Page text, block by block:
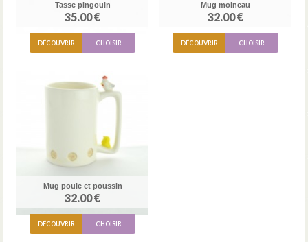
Tasse pingouin
35.00 €
DÉCOUVRIR CHOISIR
Mug moineau
32.00 €
DÉCOUVRIR CHOISIR
Mug poule et poussin
32.00 €
DÉCOUVRIR CHOISIR